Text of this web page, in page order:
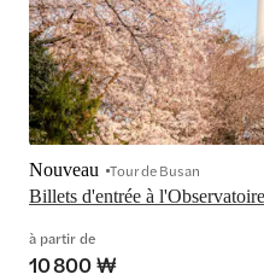
Billets d'entrée à
Nouveau Tour de Busan
à partir de
10 800 ₩